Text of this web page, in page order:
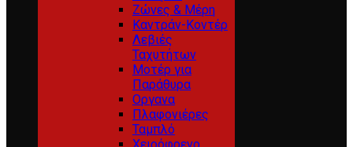
Ζώνες & Μέρη
Καντράν-Κοντέρ
Λεβιές
Ταχυτήτων
Μοτέρ για
Παράθυρα
Οργανα
Πλαφονιέρες
Ταμπλό